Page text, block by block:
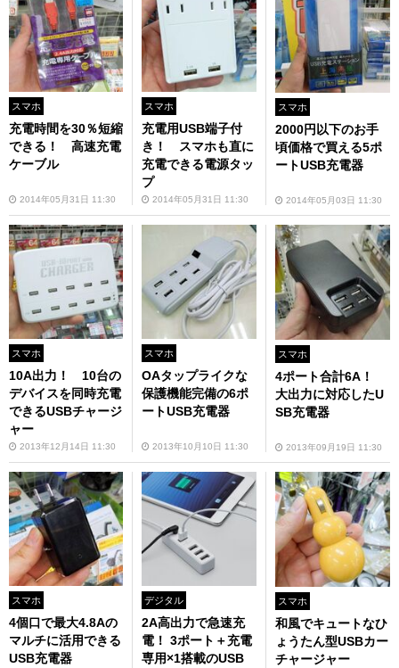
スマホ
充電時間を30％短縮
できる！ 高速充電
ケーブル
2014年05月31日 11:30
スマホ
充電用USB端子付
き！ スマホも直に
充電できる電源タッ
プ
2014年05月31日 11:30
スマホ
2000円以下のお手
頃価格で買える5ポ
ートUSB充電器
2014年05月03日 11:30
スマホ
10A出力！ 10台の
デバイスを同時充電
できるUSBチャージ
ャー
2013年12月14日 11:30
スマホ
OAタップライクな
保護機能完備の6ポ
ートUSB充電器
2013年10月10日 11:30
スマホ
4ポート合計6A！
大出力に対応したU
SB充電器
2013年09月19日 11:30
スマホ
4個口で最大4.8Aの
マルチに活用できる
USB充電器
デジタル
2A高出力で急速充
電！ 3ポート＋充電
専用×1搭載のUSB
スマホ
和風でキュートなひ
ょうたん型USBカー
チャージャー